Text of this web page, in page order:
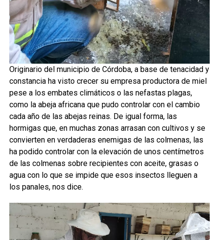
Originario del municipio de Córdoba, a base de tenacidad y
constancia ha visto crecer su empresa productora de miel
pese a los embates climáticos o las nefastas plagas,
como la abeja africana que pudo controlar con el cambio
cada año de las abejas reinas. De igual forma, las
hormigas que, en muchas zonas arrasan con cultivos y se
convierten en verdaderas enemigas de las colmenas, las
ha podido controlar con la elevación de unos centímetros
de las colmenas sobre recipientes con aceite, grasas o
agua con lo que se impide que esos insectos lleguen a
los panales, nos dice.